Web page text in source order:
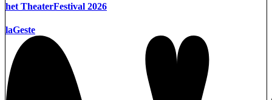
het TheaterFestival 2026
laGeste